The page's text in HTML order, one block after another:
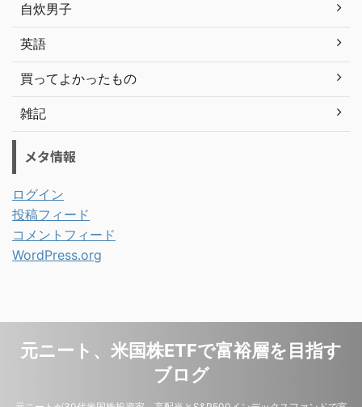
自炊男子
英語
買ってよかったもの
雑記
メタ情報
ログイン
投稿フィード
コメントフィード
WordPress.org
元ニート、米国株ETFで富裕層を目指す
ブログ